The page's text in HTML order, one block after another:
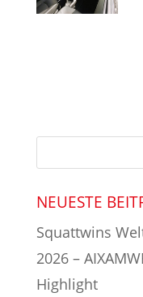
NEUESTE
Squattwins
2026 –
Highlight